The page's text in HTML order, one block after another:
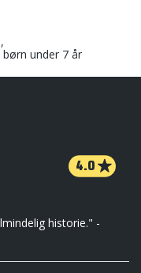
under 7 år
4.0
historie." -